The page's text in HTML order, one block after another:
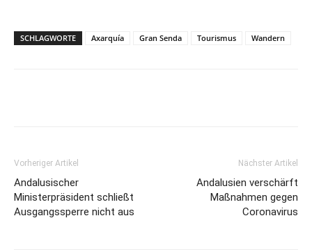
SCHLAGWORTE Axarquía Gran Senda Tourismus Wandern
Vorheriger Artikel
Andalusischer
Ministerpräsident schließt
Ausgangssperre nicht aus
Nächster Artikel
Andalusien verschärft
Maßnahmen gegen
Coronavirus